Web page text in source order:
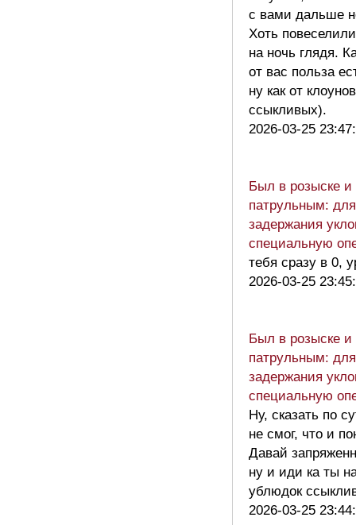
с вами дальше
Хоть
на ночь глядя.
от вас польза
ну как от клоунов
ссыкливых).
2026-03-25
Был в розыске и
патрульным: для
задержания
специальную
тебя сразу в 0,
2026-03-25
Был в розыске и
патрульным: для
задержания
специальную
Ну, сказать по
не смог, что и
Давай
ну и иди ка ты
ублюдок
2026-03-25